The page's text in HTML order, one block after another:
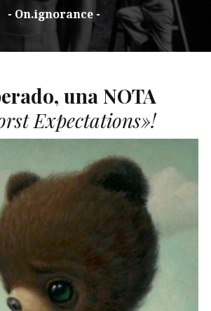
- On.ignorance -
una NOTA
Expectations»!